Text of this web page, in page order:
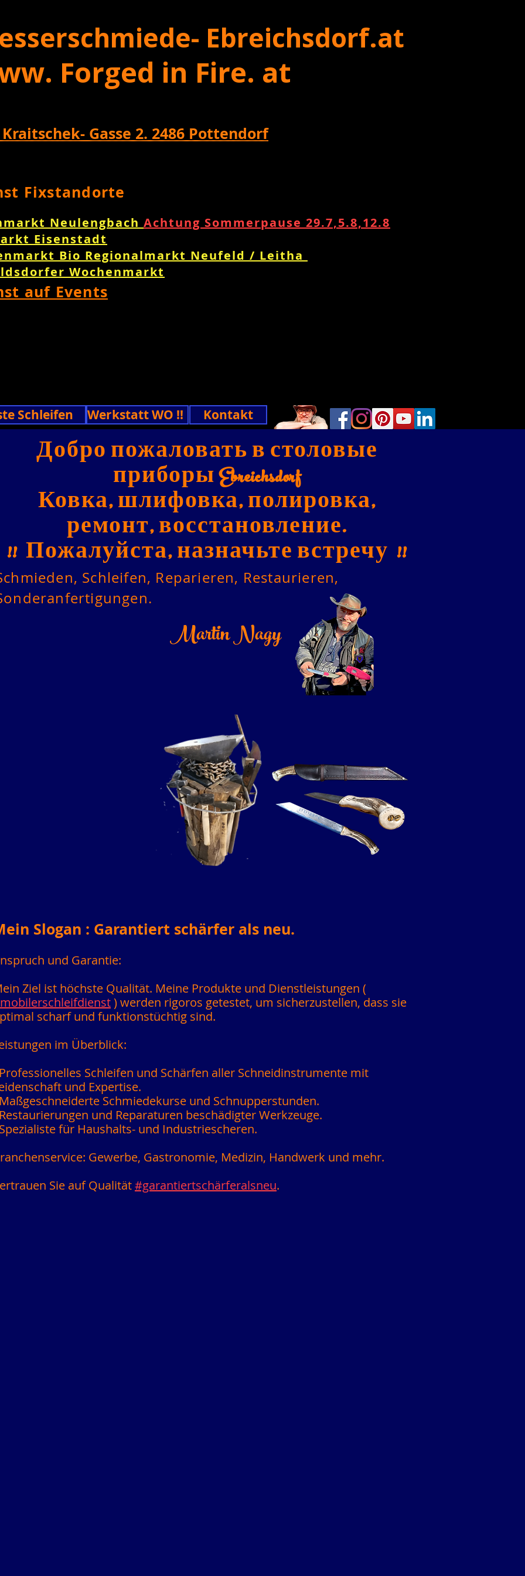
Ebreichsdorf.at
Forged in Fire. at
Gasse 2. 2486 Pottendorf
Fixstandorte
Neulengbach Achtung Sommerpause 29.7,5.8,12.8
Eisenstadt
Bio Regionalmarkt Neufeld / Leitha
Wochenmarkt
auf Events
Schleifen Werkstatt WO !! Kontakt
Добро пожаловать в столовые
приборы Ebreichsdorf
Ковка, шлифовка, полировка,
ремонт, восстановление.
!! Пожалуйста, назначьте встречу !!
Martin Nagy
Schleifen, Reparieren, Restaurieren,
Slogan : Garantiert schärfer als neu.
und Garantie:
Ziel ist höchste Qualität. Meine Produkte und Dienstleistungen (
) werden rigoros getestet, um sicherzustellen, dass sie
scharf und funktionstüchtig sind.
im Überblick:
Schleifen und Schärfen aller Schneidinstrumente mit
und Expertise.
Schmiedekurse und Schnupperstunden.
und Reparaturen beschädigter Werkzeuge.
für Haushalts- und Industriescheren.
Gewerbe, Gastronomie, Medizin, Handwerk und mehr.
Sie auf Qualität#garantiertschärferalsneu.